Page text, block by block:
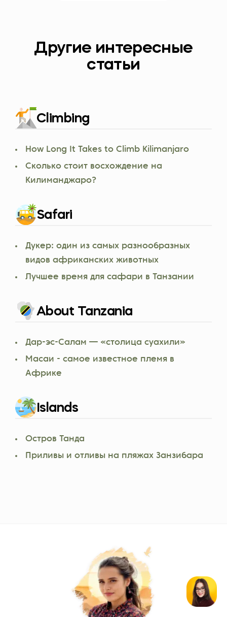
Другие интересные
статьи
Climbing
How Long It Takes to Climb Kilimanjaro
Сколько стоит восхождение на
Килиманджаро?
Safari
Дукер: один из самых разнообразных
видов африканских животных
Лучшее время для сафари в Танзании
About Tanzania
Дар-эс-Салам — «столица суахили»
Масаи - самое известное племя в
Африке
Islands
Остров Танда
Приливы и отливы на пляжах Занзибара